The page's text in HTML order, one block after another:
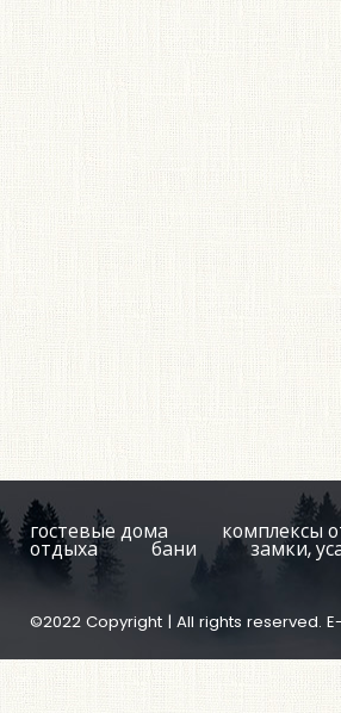
гостевые дома комплексы
отдыха бани замки,
©2022 Copyright | All rights reserved.